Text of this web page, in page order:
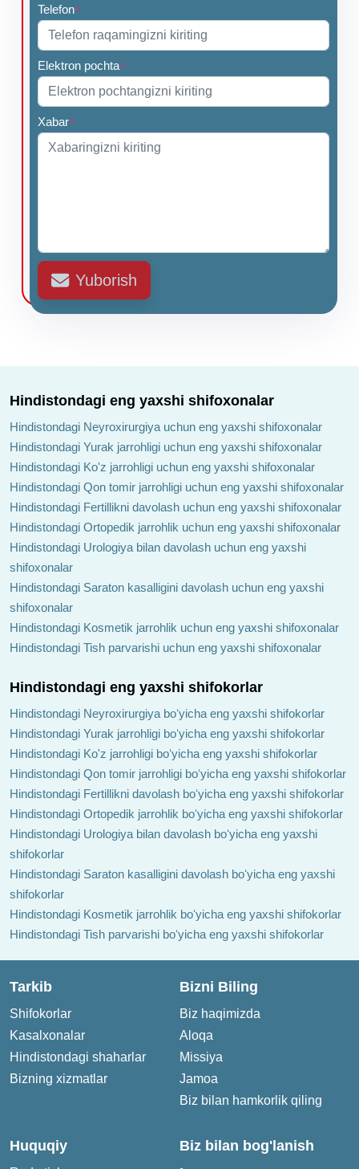
Telefon*
Elektron pochta*
Xabar*
Yuborish
Hindistondagi eng yaxshi shifoxonalar
Hindistondagi Neyroxirurgiya uchun eng yaxshi shifoxonalar
Hindistondagi Yurak jarrohligi uchun eng yaxshi shifoxonalar
Hindistondagi Ko'z jarrohligi uchun eng yaxshi shifoxonalar
Hindistondagi Qon tomir jarrohligi uchun eng yaxshi shifoxonalar
Hindistondagi Fertillikni davolash uchun eng yaxshi shifoxonalar
Hindistondagi Ortopedik jarrohlik uchun eng yaxshi shifoxonalar
Hindistondagi Urologiya bilan davolash uchun eng yaxshi
shifoxonalar
Hindistondagi Saraton kasalligini davolash uchun eng yaxshi
shifoxonalar
Hindistondagi Kosmetik jarrohlik uchun eng yaxshi shifoxonalar
Hindistondagi Tish parvarishi uchun eng yaxshi shifoxonalar
Hindistondagi eng yaxshi shifokorlar
Hindistondagi Neyroxirurgiya boʻyicha eng yaxshi shifokorlar
Hindistondagi Yurak jarrohligi boʻyicha eng yaxshi shifokorlar
Hindistondagi Ko'z jarrohligi boʻyicha eng yaxshi shifokorlar
Hindistondagi Qon tomir jarrohligi boʻyicha eng yaxshi shifokorlar
Hindistondagi Fertillikni davolash boʻyicha eng yaxshi shifokorlar
Hindistondagi Ortopedik jarrohlik boʻyicha eng yaxshi shifokorlar
Hindistondagi Urologiya bilan davolash boʻyicha eng yaxshi
shifokorlar
Hindistondagi Saraton kasalligini davolash boʻyicha eng yaxshi
shifokorlar
Hindistondagi Kosmetik jarrohlik boʻyicha eng yaxshi shifokorlar
Hindistondagi Tish parvarishi boʻyicha eng yaxshi shifokorlar
Tarkib
Shifokorlar
Kasalxonalar
Hindistondagi shaharlar
Bizning xizmatlar
Bizni Biling
Biz haqimizda
Aloqa
Missiya
Jamoa
Biz bilan hamkorlik qiling
Huquqiy Biz bilan bog'lanish